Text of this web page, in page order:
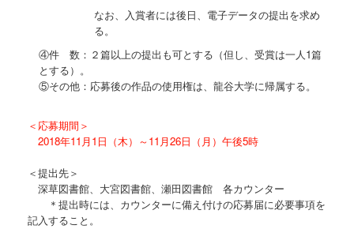
なお、入賞者には後日、電子データの提出を求め
る。
④件 数：２篇以上の提出も可とする（但し、受賞は一人1篇
とする）。
⑤その他：応募後の作品の使用権は、龍谷大学に帰属する。
＜応募期間＞
2018年11 月1 日（木）～11 月26日（月）午後5時
＜提出先＞
深草図書館、大宮図書館、瀬田図書館 各カウンター
＊提出時には、カウンターに備え付けの応募届に必要事項を
記入すること。